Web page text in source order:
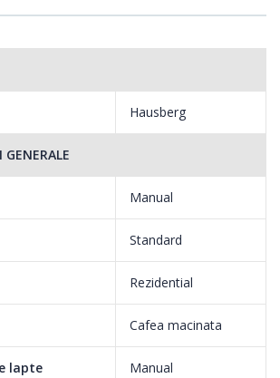
Hausberg
GENERALE
Manual
Standard
Rezidential
Cafea macinata
lapte Manual